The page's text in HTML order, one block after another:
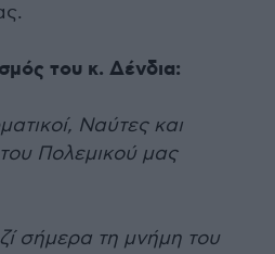
του κ. Δένδια:
Ναύτες και
Πολεμικού μας
σήμερα τη μνήμη του